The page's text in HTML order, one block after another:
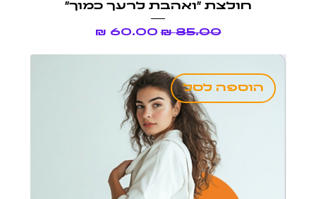
חולצת ״ואהבת לרעך כמוך״
מחיר רגיל‏85.00 ‏₪ מחיר מבצע
הוספה לסל